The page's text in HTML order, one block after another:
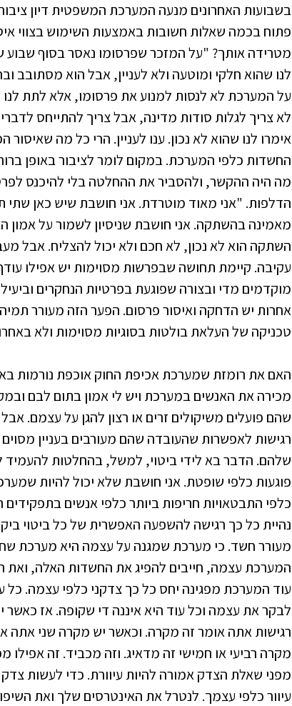
בשבועות האחרונים מנעה המערכת המשפטית דיון
פתוח בכמה שאלות חשובות באמצעות השימוש בצווי
מטרידה אותך? "על המזכר שפרסומו נאסר בסוף שבוע
לנו שהוא חלקי ומוטעה ולא לעניין, אבל הוא מסתובב
על המערכת לא לנסות למנוע את פרסומו, אלא לתת
לא צריך לגלות סודות מדינה, אבל צריך להתייחס
אימרו לנו שהוא לא נכון. ענו לעניין. הרי כל מה שאיסור
החשדות כלפי המערכת. במקום לומר לציבור באופן
מה היה ההקשר, ולהסביר את ההחלטה בלי להיכנס
הדלפות. "אני מאוד מוטרדת. אני חושבת שיש כאן שתי
מאמינה בהשתקה. אני חושבת שניסיון לשמור על אמון
השתקה הוא לא נכון, לא חכם ולא יכול להצליח. אבל
עקיבה. קיימת תחושה שבפרשות מסוימות יש אפילו
מוקדמים מדי ובצורה שפוגעת בפרטיות הנחקרים
אחרות יש הדחקה ואיסור פרסום. הפער הזה מעורר
טכניקה של העלאת בולטות בסוגיות מסוימות ולא
האם את רומזת שמערכת אכיפת החוק אוכפת נורמות
מכירה את האנשים במערכת ויש לי אמון בתום לבם
שהם פועלים משיקולים זרים או רצון להגן על עצמם.
רגישות לאפשרות שהעובדה שהם מעורבים בעניין
שלהם. הדבר בא לידי ביטוי, למשל, בהחלטות להעמיד
פוגעות כלפי שופטת. אני חושבת שלא יכול להיות
כלפי התבטאויות חריפות ביותר כלפי אנשים
נהיית כל כך רגישה להשפעה האפשרית של כל ביטוי
מעורר חשד. כי מערכת שמגנה על עצמה היא מערכת
המערכת עצמה, חייבים להפיג את החשדות האלה, ואת
עוד המערכת מפגינה יחס כל כך צדקני כלפי עצמה. כל
לבקר את עצמה וכל עוד היא איננה די שקופה. אז
רגישות אתה אומר זה מקרה. וכאשר יש מקרה שני אתה
מקרה רביעי או חמישי זה מדאיג. וזה מכביד. זה
מפני שאלת הצדק אמורה להיות עיוורת. כדי לעשות
עיוור כלפי עצמך. לנטרל את האינטרסים שלך ואת